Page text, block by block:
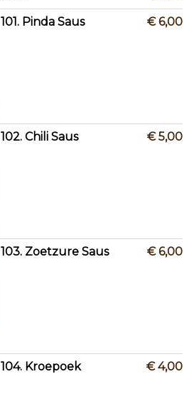
101. Pinda Saus € 6,00
102. Chili Saus € 5,00
103. Zoetzure Saus € 6,00
104. Kroepoek € 4,00